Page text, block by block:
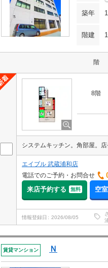
築年
階建
階
8階
システムキッチン。角部屋。店
エイブル 武蔵浦和店
電話でのご予約・お問合せ
来店予約する 無料 空
情報登録日 2026/08/05
賃貸マンション Ｎ